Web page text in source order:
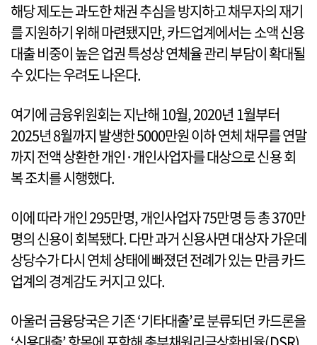
해당 제도는 과도한 채권 추심을 방지하고 채무자의 재기
를 지원하기 위해 마련됐지만, 카드업계에서는 소액 신용
대출 비중이 높은 업권 특성상 연체율 관리 부담이 확대될
수 있다는 우려도 나온다.
여기에 금융위원회는 지난해 10월, 2020년 1월부터
2025년 8월까지 발생한 5000만원 이하 연체 채무를 연말
까지 전액 상환한 개인·개인사업자를 대상으로 신용 회
복 조치를 시행했다.
이에 따라 개인 295만명, 개인사업자 75만명 등 총 370만
명의 신용이 회복됐다. 다만 과거 신용사면 대상자 가운데
상당수가 다시 연체 상태에 빠졌던 전례가 있는 만큼 카드
업계의 경계감도 커지고 있다.
아울러 금융당국은 기존 ‘기타대출’로 분류되던 카드론을